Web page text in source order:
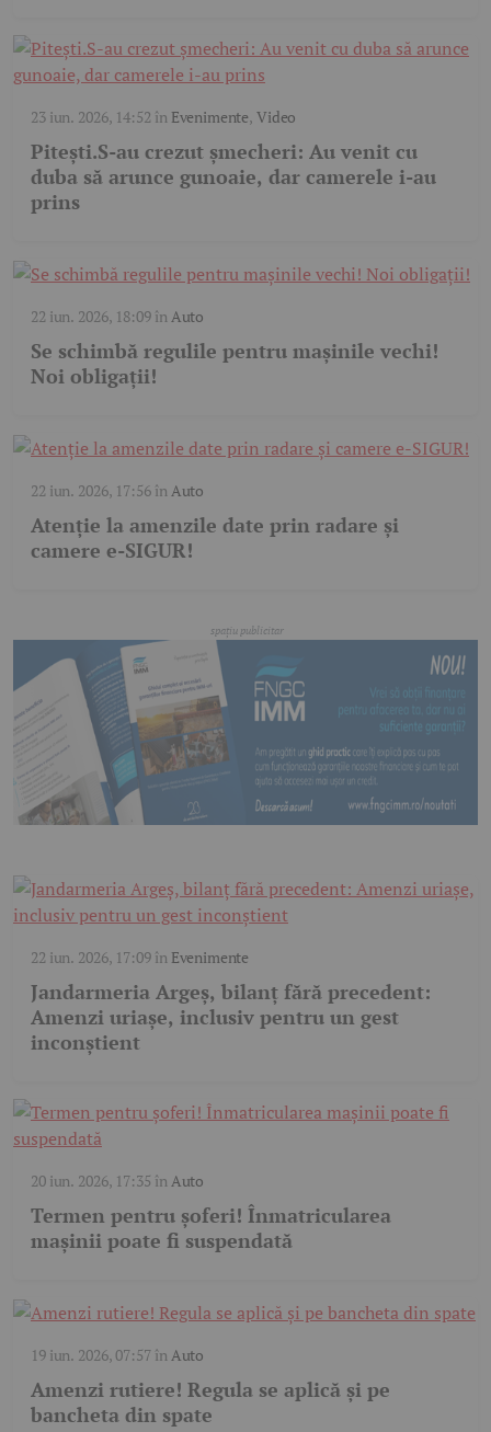
23 iun. 2026, 14:52 în Evenimente,Video
Pitești.S-au crezut șmecheri: Au venit cu
duba să arunce gunoaie, dar camerele i-au
prins
22 iun. 2026, 18:09în Auto
Se schimbă regulile pentru mașinile vechi!
Noi obligații!
22 iun. 2026, 17:56în Auto
Atenție la amenzile date prin radare și
camere e-SIGUR!
22 iun. 2026, 17:09în Evenimente
Jandarmeria Argeș, bilanț fără precedent:
Amenzi uriașe, inclusiv pentru un gest
inconștient
20 iun. 2026, 17:35 înAuto
Termen pentru șoferi! Înmatricularea
mașinii poate fi suspendată
19 iun. 2026, 07:57înAuto
Amenzi rutiere! Regula se aplică și pe
bancheta din spate